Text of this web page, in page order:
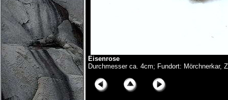
Eisenrose
Durchmesser ca. 4cm; Fundort: Mörchnerkar,